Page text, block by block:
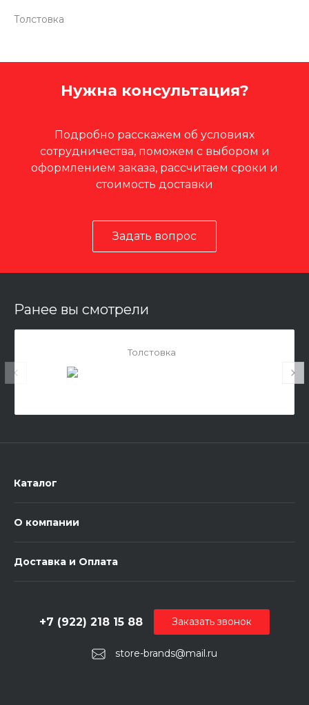
Толстовка
Нужна консультация?
Подробно расскажем об условиях
сотрудничества, поможем с выбором и
оформлением заказа, рассчитаем сроки и
стоимость доставки
Задать вопрос
Ранее вы смотрели
Толстовка
Каталог
О компании
Доставка и Оплата
store-brands@mail.ru
+7 (922) 218 15 88 Заказать звонок